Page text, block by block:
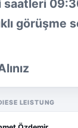
saatleri
görüşme
LEISTUNG